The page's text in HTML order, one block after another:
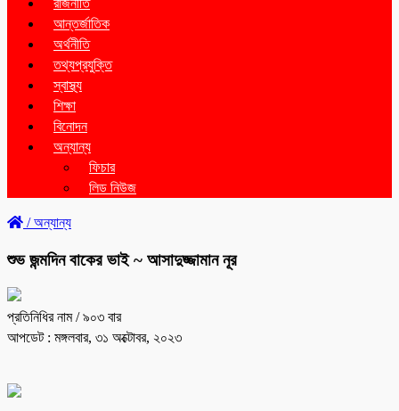
রাজনীতি
আন্তর্জাতিক
অর্থনীতি
তথ্যপ্রযুক্তি
স্বাস্থ্য
শিক্ষা
বিনোদন
অন্যান্য
ফিচার
লিড নিউজ
/অন্যান্য
শুভ জন্মদিন বাকের ভাই ~ আসাদুজ্জামান নূর
প্রতিনিধির নাম/ ৯০৩ বার
আপডেট : মঙ্গলবার, ৩১ অক্টোবর, ২০২৩